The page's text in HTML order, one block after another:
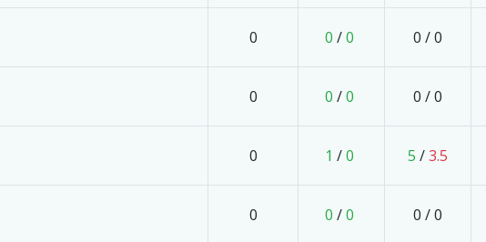
0 0 /0 0 /0
0 0 /0 0 /0
0 1 /0 5 /3.5
0 0 /0 0 /0